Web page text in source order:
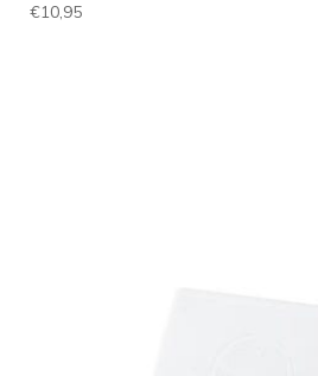
€10,95